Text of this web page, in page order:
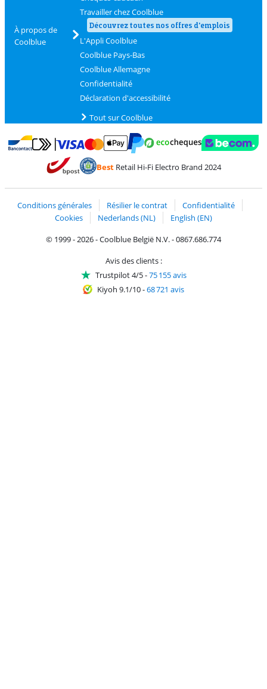
À propos de
Coolblue
Travailler chez Coolblue
Découvrez toutes nos offres d'emplois
L'Appli Coolblue
Coolblue Pays-Bas
Coolblue Allemagne
Confidentialité
Déclaration d'accessibilité
Tout sur Coolblue
Payer avec Bancontact
Payer avec MasterCard et Visa via ClickToPay
Payer avec PayPal
BestRetail Hi-Fi Electro Brand 2024
Conditions générales Résilier le contrat
Confidentialité
Cookies
Nederlands (NL)
English (EN)
© 1999 - 2026 - Coolblue België N.V. - 0867.686.774
Avis des clients :
Trustpilot 4/5-75 155 avis
Kiyoh 9.1/10-68 721 avis